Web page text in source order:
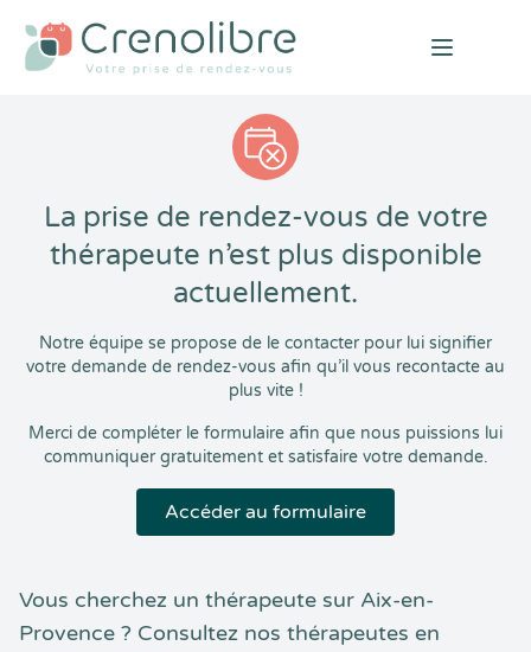
Open
La prise de rendez-vous de votre
thérapeute n’est plus disponible
actuellement.
Notre équipe se propose de le contacter pour lui signifier
votre demande de rendez-vous afin qu’il vous recontacte au
plus vite !
Merci de compléter le formulaire afin que nous puissions lui
communiquer gratuitement et satisfaire votre demande.
Accéder au formulaire
Vous cherchez un thérapeute sur Aix-en-
Provence ? Consultez nos thérapeutes en